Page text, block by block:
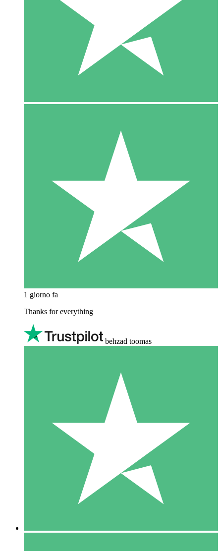
1 giorno fa
Thanks for everything
behzad toomas